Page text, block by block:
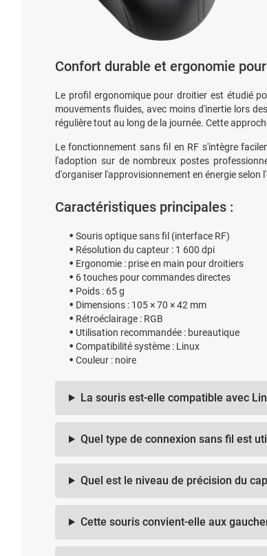
Confort durable et ergonomie
Le profil ergonomique pour droitier est étudié
mouvements fluides, avec moins d'inertie lors
régulière tout au long de la journée. Cette
Le fonctionnement sans fil en RF s'intègre
l'adoption sur de nombreux postes
d'organiser l'approvisionnement en énergie
Caractéristiques principales :
Souris optique sans fil (interface RF)
Résolution du capteur : 1 600 dpi
Ergonomie : prise en main pour droitiers
6 touches pour commandes directes
Poids : 65 g
Dimensions : 105 × 70 × 42 mm
Rétroéclairage : RGB
Utilisation recommandée : bureautique
Compatibilité système : Linux
Couleur : noire
La souris est-elle compatible avec
Quel type de connexion sans fil est
Quel est le niveau de précision du
Cette souris convient-elle aux